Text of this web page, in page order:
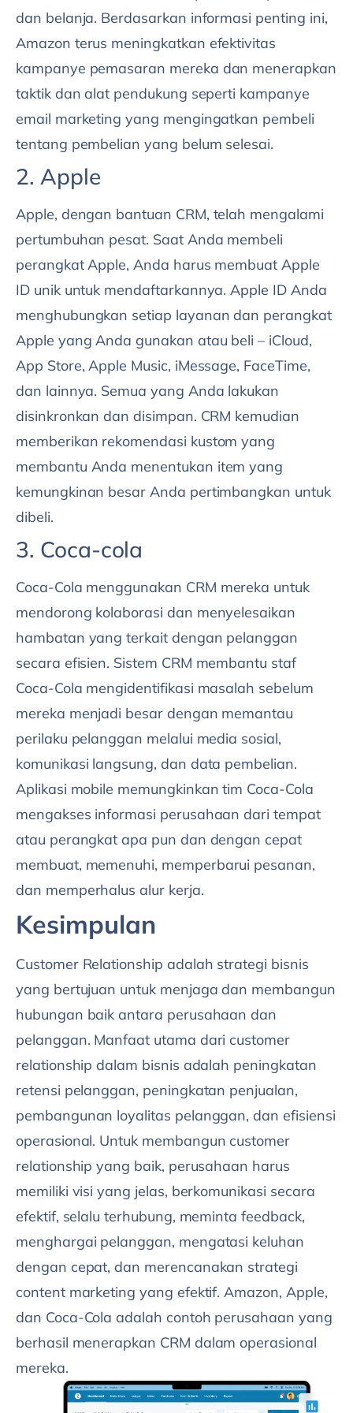
dan belanja. Berdasarkan informasi penting ini,
Amazon terus meningkatkan efektivitas
kampanye pemasaran mereka dan menerapkan
taktik dan alat pendukung seperti kampanye
email marketing yang mengingatkan pembeli
tentang pembelian yang belum selesai.
2. Apple
Apple, dengan bantuan CRM, telah mengalami
pertumbuhan pesat. Saat Anda membeli
perangkat Apple, Anda harus membuat Apple
ID unik untuk mendaftarkannya. Apple ID Anda
menghubungkan setiap layanan dan perangkat
Apple yang Anda gunakan atau beli – iCloud,
App Store, Apple Music, iMessage, FaceTime,
dan lainnya. Semua yang Anda lakukan
disinkronkan dan disimpan. CRM kemudian
memberikan rekomendasi kustom yang
membantu Anda menentukan item yang
kemungkinan besar Anda pertimbangkan untuk
dibeli.
3. Coca-cola
Coca-Cola menggunakan CRM mereka untuk
mendorong kolaborasi dan menyelesaikan
hambatan yang terkait dengan pelanggan
secara efisien. Sistem CRM membantu staf
Coca-Cola mengidentifikasi masalah sebelum
mereka menjadi besar dengan memantau
perilaku pelanggan melalui media sosial,
komunikasi langsung, dan data pembelian.
Aplikasi mobile memungkinkan tim Coca-Cola
mengakses informasi perusahaan dari tempat
atau perangkat apa pun dan dengan cepat
membuat, memenuhi, memperbarui pesanan,
dan memperhalus alur kerja.
Kesimpulan
Customer Relationship adalah strategi bisnis
yang bertujuan untuk menjaga dan membangun
hubungan baik antara perusahaan dan
pelanggan. Manfaat utama dari customer
relationship dalam bisnis adalah peningkatan
retensi pelanggan, peningkatan penjualan,
pembangunan loyalitas pelanggan, dan efisiensi
operasional. Untuk membangun customer
relationship yang baik, perusahaan harus
memiliki visi yang jelas, berkomunikasi secara
efektif, selalu terhubung, meminta feedback,
menghargai pelanggan, mengatasi keluhan
dengan cepat, dan merencanakan strategi
content marketing yang efektif. Amazon, Apple,
dan Coca-Cola adalah contoh perusahaan yang
berhasil menerapkan CRM dalam operasional
mereka.